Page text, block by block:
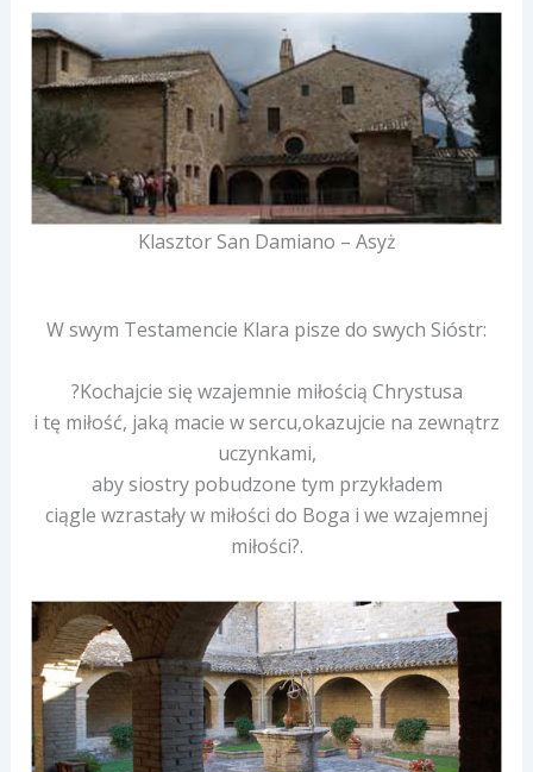
Klasztor San Damiano – Asyż
W swym Testamencie Klara pisze do swych Sióstr:
?Kochajcie się wzajemnie miłością Chrystusa
i tę miłość, jaką macie w sercu,okazujcie na zewnątrz
uczynkami,
aby siostry pobudzone tym przykładem
ciągle wzrastały w miłości do Boga i we wzajemnej
miłości?.